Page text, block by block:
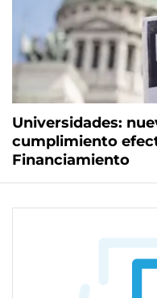
Universidades:
cumplimiento
Financiamiento